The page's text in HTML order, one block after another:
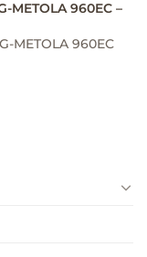
METOLA 960EC –
METOLA 960EC